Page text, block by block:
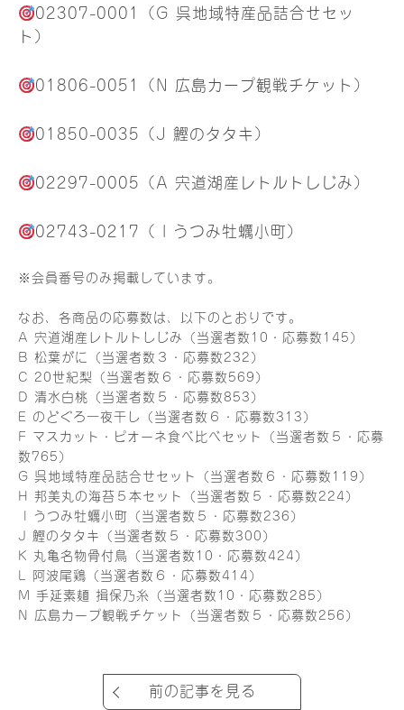
02307-0001（G 呉地域特産品詰合せセッ
ト）
01806-0051（N 広島カープ観戦チケット）
01850-0035（J 鰹のタタキ）
02297-0005（A 宍道湖産レトルトしじみ）
02743-0217（ I うつみ牡蠣小町）
※会員番号のみ掲載しています。
なお、各商品の応募数は、以下のとおりです。
A 宍道湖産レトルトしじみ（当選者数10・応募数145）
B 松葉がに（当選者数３・応募数232）
C 20世紀梨（当選者数６・応募数569）
D 清水白桃（当選者数５・応募数853）
E のどぐろ一夜干し（当選者数６・応募数313）
F マスカット・ピオーネ食べ比べセット（当選者数５・応募
数765）
G 呉地域特産品詰合せセット（当選者数６・応募数119）
H 邦美丸の海苔５本セット（当選者数５・応募数224）
I うつみ牡蠣小町（当選者数５・応募数236）
J 鰹のタタキ（当選者数５・応募数300）
K 丸亀名物骨付鳥（当選者数10・応募数424）
L 阿波尾鶏（当選者数６・応募数414）
M 手延素麺 揖保乃糸（当選者数10・応募数285）
N 広島カープ観戦チケット（当選者数５・応募数256）
前の記事を見る